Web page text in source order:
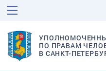
ПО ПРАВАМ
В САНКТ-